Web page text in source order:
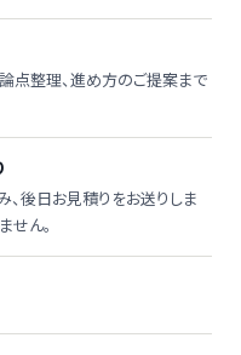
点整理、進め方のご提案まで
後日お見積りをお送りしま
せん。